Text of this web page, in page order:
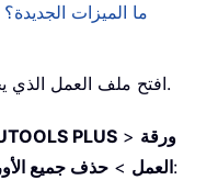
ما الميزات الجديدة؟
1. افتح ملف العمل الذي يحتوي على أوراق العمل المخفية.
PLUS > ورقة
العمل > حذف جميع . انظر لقطات الشاشة: